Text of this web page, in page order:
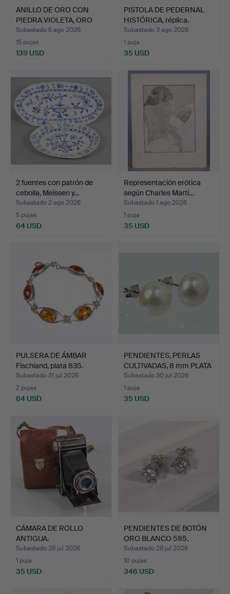
ANILLO DE ORO CON
PIEDRA VIOLETA, ORO
333.
Subastado 6 ago 2026
15 pujas
139 USD
PISTOLA DE PEDERNAL
HISTÓRICA, réplica.
Subastado 3 ago 2026
1 puja
35 USD
2 fuentes con patrón de
cebolla, Meissen y…
Subastado 2 ago 2026
5 pujas
64 USD
Representación erótica
según Charles Marti…
Subastado 1 ago 2026
1 puja
35 USD
PULSERA DE ÁMBAR
Fischland, plata 835.
Subastado 31 jul 2026
2 pujas
64 USD
PENDIENTES, PERLAS
CULTIVADAS, 8 mm PLATA
…
Subastado 30 jul 2026
1 puja
35 USD
CÁMARA DE ROLLO
ANTIGUA.
Subastado 29 jul 2026
1 puja
35 USD
PENDIENTES DE BOTÓN
ORO BLANCO 585.
Subastado 29 jul 2026
10 pujas
346 USD